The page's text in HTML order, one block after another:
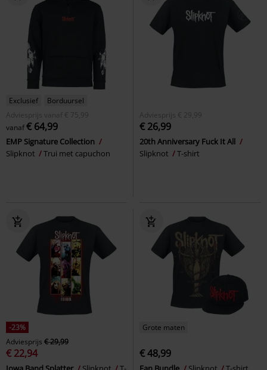
Exclusief
Borduursel
Adviesprijs
vanaf € 75,99
vanaf€ 64,99
EMP Signature Collection
Slipknot
Trui met capuchon
Adviesprijs € 29,99
€ 26,99
20th Anniversary Fuck It All
Slipknot
T-shirt
-23%
Adviesprijs € 29,99
€ 22,94
Grote maten
€ 48,99